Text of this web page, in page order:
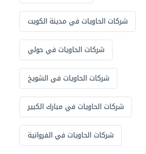
شركات الحاويات في مدينة الكويت
شركات الحاويات في حولي
شركات الحاويات في الشويخ
شركات الحاويات في مبارك الكبير
شركات الحاويات في الفروانية